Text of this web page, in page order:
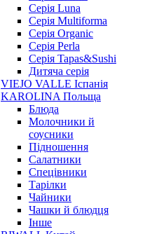
Серія Luna
Серія Multiforma
Серія Organic
Серія Perla
Серія Tapas&Sushi
Дитяча серія
VIEJO VALLE Іспанія
KAROLINA Польща
Блюда
Молочники й
соусники
Підношення
Салатники
Спецівники
Тарілки
Чайники
Чашки й блюдця
Інше